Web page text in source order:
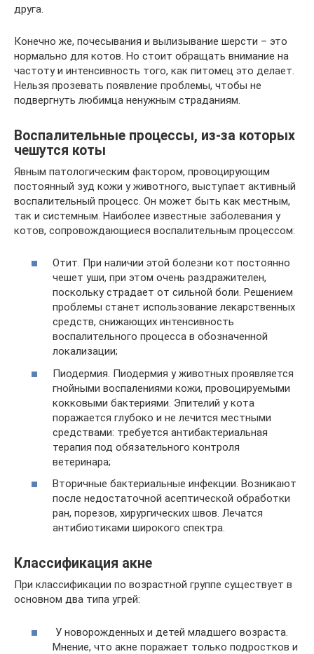
друга.
Конечно же, почесывания и вылизывание шерсти – это
нормально для котов. Но стоит обращать внимание на
частоту и интенсивность того, как питомец это делает.
Нельзя прозевать появление проблемы, чтобы не
подвергнуть любимца ненужным страданиям.
Воспалительные процессы, из-за которых
чешутся коты
Явным патологическим фактором, провоцирующим
постоянный зуд кожи у животного, выступает активный
воспалительный процесс. Он может быть как местным,
так и системным. Наиболее известные заболевания у
котов, сопровождающиеся воспалительным процессом:
Отит. При наличии этой болезни кот постоянно
чешет уши, при этом очень раздражителен,
поскольку страдает от сильной боли. Решением
проблемы станет использование лекарственных
средств, снижающих интенсивность
воспалительного процесса в обозначенной
локализации;
Пиодермия. Пиодермия у животных проявляется
гнойными воспалениями кожи, провоцируемыми
кокковыми бактериями. Эпителий у кота
поражается глубоко и не лечится местными
средствами: требуется антибактериальная
терапия под обязательного контроля
ветеринара;
Вторичные бактериальные инфекции. Возникают
после недостаточной асептической обработки
ран, порезов, хирургических швов. Лечатся
антибиотиками широкого спектра.
Классификация акне
При классификации по возрастной группе существует в
основном два типа угрей:
У новорожденных и детей младшего возраста.
Мнение, что акне поражает только подростков и